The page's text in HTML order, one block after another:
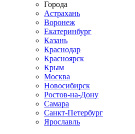
Города
Астрахань
Воронеж
Екатеринбург
Казань
Краснодар
Красноярск
Крым
Москва
Новосибирск
Ростов-на-Дону
Самара
Санкт-Петербург
Ярославль